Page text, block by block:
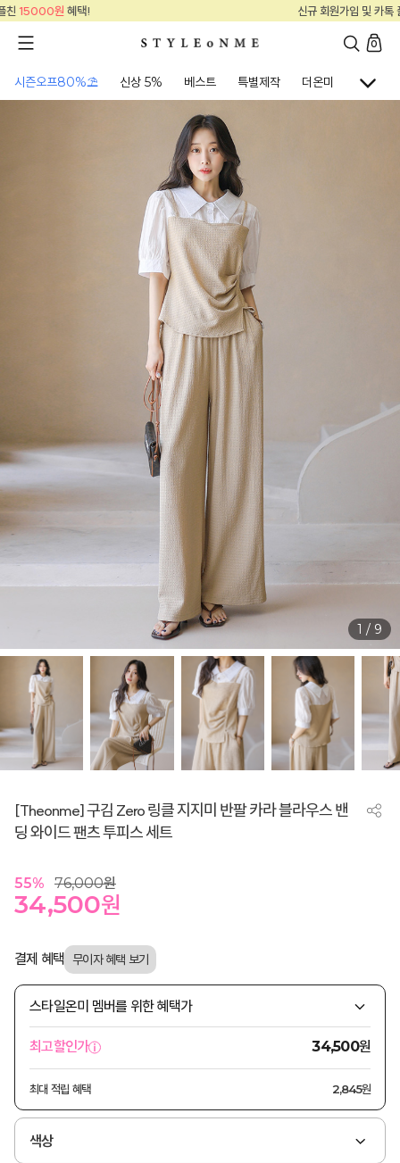
신규 회원가입 및 카톡 플친
0
시즌오프80%⛱ 신상 5% 베스트 특별제작 더온미 골프웨어
1 / 9
[Theonme] 구김 Zero 링클 지지미 반팔 카라 블라우스 밴
딩 와이드 팬츠 투피스 세트
55% 76,000원
34,500원
결제 혜택
스타일온미 멤버를 위한 혜택가
최고할인가 34,500원
최대 적립 혜택 2,845원
색상